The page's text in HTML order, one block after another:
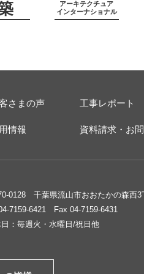
アーキテクチュア
インターナショナル
さまの声 工事レポート
情報 資料請求・お
0128 千葉県流山市おおたかの森西3
7159-6421 Fax 04-7159-6431
：毎週火・水曜日/祝日他